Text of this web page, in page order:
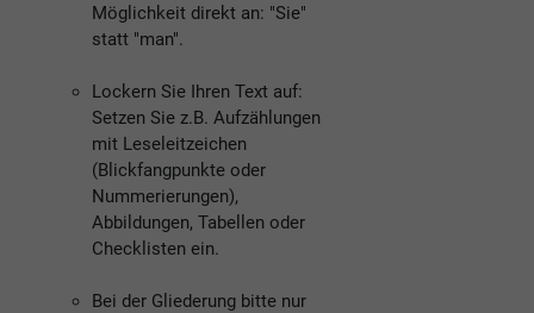
Möglichkeit direkt an: "Sie"
statt "man".
Lockern Sie Ihren Text auf:
Setzen Sie z.B. Aufzählungen
mit Leseleitzeichen
(Blickfangpunkte oder
Nummerierungen),
Abbildungen, Tabellen oder
Checklisten ein.
Bei der Gliederung bitte nur